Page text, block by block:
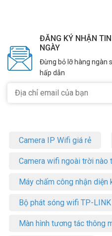
ĐĂNG KÝ NHẬN
NGÀY
Đừng bỏ lỡ hàng ngàn
hấp dẫn
Camera IP Wifi giá rẻ
Camera wifi ngoài trời nào
Máy chấm công nhận diện
Bộ phát sóng wifi TP-LINK
Màn hình tương tác thông